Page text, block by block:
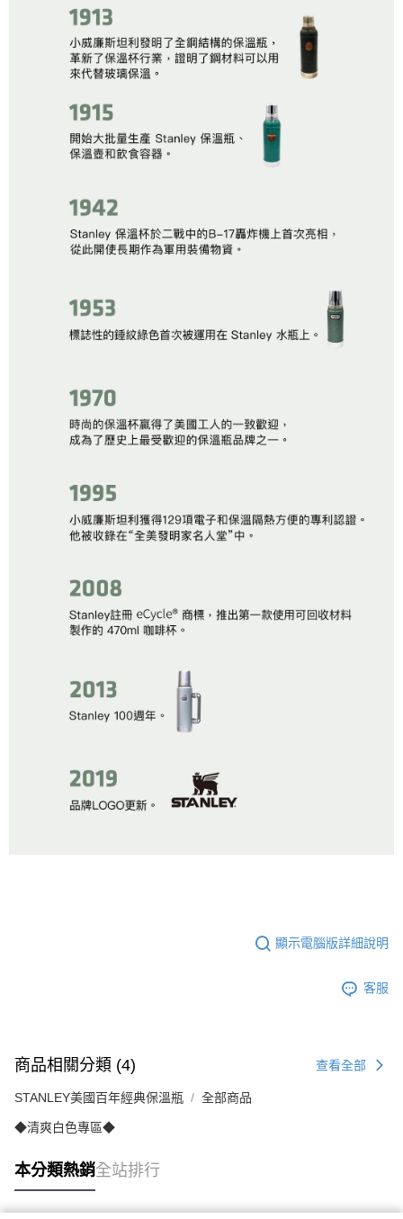
顯示電腦版詳細說明
客服
商品相關分類 (4) 查看全部
STANLEY美國百年經典保溫瓶 全部商品
◆清爽白色專區◆
本分類熱銷全站排行